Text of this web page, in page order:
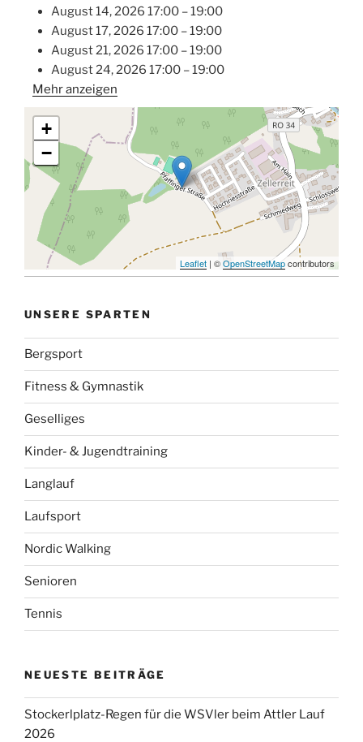
August 14, 2026 17:00–19:00
August 17, 2026 17:00–19:00
August 21, 2026 17:00–19:00
August 24, 2026 17:00–19:00
Mehr anzeigen
+
−
Leaflet | ©OpenStreetMapcontributors
UNSERE SPARTEN
Bergsport
Fitness & Gymnastik
Geselliges
Kinder- & Jugendtraining
Langlauf
Laufsport
Nordic Walking
Senioren
Tennis
NEUESTE BEITRÄGE
Stockerlplatz-Regen für die WSVler beim Attler Lauf
2026